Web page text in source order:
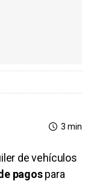
3 min
de vehículos
pagospara